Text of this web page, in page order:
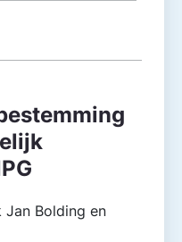
Jan Bolding en